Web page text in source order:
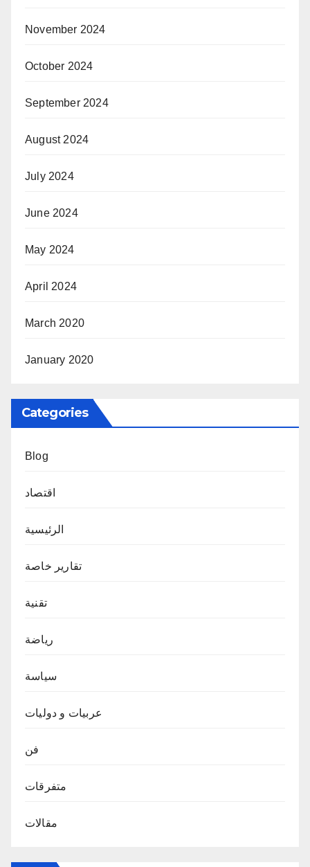
November 2024
October 2024
September 2024
August 2024
July 2024
June 2024
May 2024
April 2024
March 2020
January 2020
Categories
Blog
اقتصاد
الرئيسية
تقارير خاصة
تقنية
رياضة
سياسة
عربيات و دوليات
فن
متفرقات
مقالات